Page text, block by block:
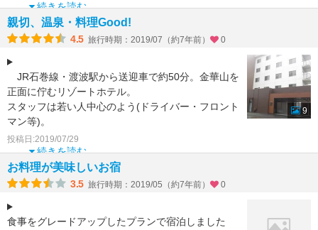
続きを読む
親切、温泉・料理Good!
4.5 旅行時期：2019/07（約7年前） 0
JR石巻線・渡波駅から送迎車で約50分。金華山を
正面に佇むリゾートホテル。
スタッフは若い人中心のよう(ドライバー・フロント
マン等)。
温泉派大浴場・露天風呂があり麦飯石温泉でとて
も気持ちいい
続きを読む
投稿日:2019/07/29
9
お料理が美味しいお宿
3.5 旅行時期：2019/05（約7年前） 0
食事をグレードアップしたプランで宿泊しました